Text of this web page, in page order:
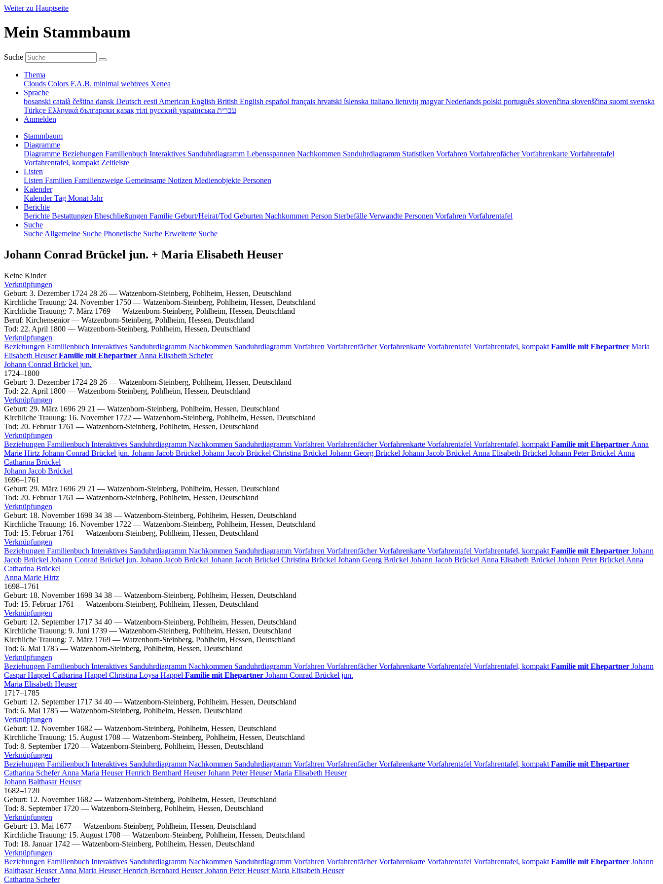
Weiter zu Hauptseite
Mein Stammbaum
Suche
Thema
Clouds Colors F.A.B. minimal webtrees Xenea
Sprache
bosanski català čeština dansk Deutsch eesti American English British English español français hrvatski íslenska italiano lietuvių magyarNederlands polski português slovenčina slovenščina suomi svenska
Türkçe Ελληνικά български қазақ тілі русский українська עברית
Anmelden
Stammbaum
Diagramme
Diagramme Beziehungen Familienbuch Interaktives Sanduhrdiagramm Lebensspannen Nachkommen Sanduhrdiagramm Statistiken Vorfahren VorfahrenfächerVorfahrenkarte Vorfahrentafel
Vorfahrentafel, kompakt Zeitleiste
Listen
Listen Familien Familienzweige Gemeinsame Notizen Medienobjekte Personen
Kalender
KalenderTag Monat Jahr
Berichte
Berichte Bestattungen Eheschließungen Familie Geburt/Heirat/Tod Geburten Nachkommen Person Sterbefälle Verwandte Personen Vorfahren Vorfahrentafel
Suche
Suche Allgemeine Suche Phonetische Suche Erweiterte Suche
Johann Conrad Brückel jun. + Maria Elisabeth Heuser
Keine Kinder
Verknüpfungen
Geburt: 3. Dezember 1724 28 26 — Watzenborn-Steinberg, Pohlheim, Hessen, Deutschland
Kirchliche Trauung: 24. November 1750 — Watzenborn-Steinberg, Pohlheim, Hessen, Deutschland
Kirchliche Trauung: 7. März 1769 — Watzenborn-Steinberg, Pohlheim, Hessen, Deutschland
Beruf: Kirchensenior— Watzenborn-Steinberg, Pohlheim, Hessen, Deutschland
Tod: 22. April 1800 — Watzenborn-Steinberg, Pohlheim, Hessen, Deutschland
Verknüpfungen
Beziehungen Familienbuch Interaktives Sanduhrdiagramm Nachkommen Sanduhrdiagramm Vorfahren VorfahrenfächerVorfahrenkarte Vorfahrentafel Vorfahrentafel, kompakt Familie mit Ehepartner Maria
Elisabeth Heuser Familie mit Ehepartner Anna Elisabeth Schefer
Johann Conrad Brückel jun.
1724–1800
Geburt: 3. Dezember 1724 28 26 — Watzenborn-Steinberg, Pohlheim, Hessen, Deutschland
Tod: 22. April 1800 — Watzenborn-Steinberg, Pohlheim, Hessen, Deutschland
Verknüpfungen
Geburt: 29. März 1696 29 21 — Watzenborn-Steinberg, Pohlheim, Hessen, Deutschland
Kirchliche Trauung: 16. November 1722 — Watzenborn-Steinberg, Pohlheim, Hessen, Deutschland
Tod: 20. Februar 1761 — Watzenborn-Steinberg, Pohlheim, Hessen, Deutschland
Verknüpfungen
Beziehungen Familienbuch Interaktives Sanduhrdiagramm Nachkommen Sanduhrdiagramm Vorfahren VorfahrenfächerVorfahrenkarte Vorfahrentafel Vorfahrentafel, kompakt Familie mit Ehepartner Anna
Marie Hirtz Johann Conrad Brückel jun. Johann Jacob Brückel Johann Jacob Brückel Christina Brückel Johann Georg Brückel Johann Jacob Brückel Anna Elisabeth Brückel Johann PeterBrückel Anna
Catharina Brückel
Johann Jacob Brückel
1696–1761
Geburt: 29. März 1696 29 21 — Watzenborn-Steinberg, Pohlheim, Hessen, Deutschland
Tod: 20. Februar 1761 — Watzenborn-Steinberg, Pohlheim, Hessen, Deutschland
Verknüpfungen
Geburt: 18. November 1698 34 38 — Watzenborn-Steinberg, Pohlheim, Hessen, Deutschland
Kirchliche Trauung: 16. November 1722 — Watzenborn-Steinberg, Pohlheim, Hessen, Deutschland
Tod: 15. Februar 1761 — Watzenborn-Steinberg, Pohlheim, Hessen, Deutschland
Verknüpfungen
Beziehungen Familienbuch Interaktives Sanduhrdiagramm Nachkommen Sanduhrdiagramm Vorfahren VorfahrenfächerVorfahrenkarte Vorfahrentafel Vorfahrentafel, kompakt Familie mit Ehepartner Johann
Jacob Brückel Johann Conrad Brückel jun. Johann Jacob Brückel Johann Jacob Brückel Christina Brückel Johann Georg Brückel Johann Jacob Brückel Anna Elisabeth Brückel Johann PeterBrückel Anna
Catharina Brückel
Anna Marie Hirtz
1698–1761
Geburt: 18. November 1698 34 38 — Watzenborn-Steinberg, Pohlheim, Hessen, Deutschland
Tod: 15. Februar 1761 — Watzenborn-Steinberg, Pohlheim, Hessen, Deutschland
Verknüpfungen
Geburt: 12. September 1717 34 40 — Watzenborn-Steinberg, Pohlheim, Hessen, Deutschland
Kirchliche Trauung: 9. Juni 1739 — Watzenborn-Steinberg, Pohlheim, Hessen, Deutschland
Kirchliche Trauung: 7. März 1769 — Watzenborn-Steinberg, Pohlheim, Hessen, Deutschland
Tod: 6. Mai 1785 — Watzenborn-Steinberg, Pohlheim, Hessen, Deutschland
Verknüpfungen
Beziehungen Familienbuch Interaktives Sanduhrdiagramm Nachkommen Sanduhrdiagramm Vorfahren VorfahrenfächerVorfahrenkarte Vorfahrentafel Vorfahrentafel, kompakt Familie mit Ehepartner Johann
CasparHappel Catharina Happel Christina Loysa Happel Familie mit Ehepartner Johann Conrad Brückel jun.
Maria Elisabeth Heuser
1717–1785
Geburt: 12. September 1717 34 40 — Watzenborn-Steinberg, Pohlheim, Hessen, Deutschland
Tod: 6. Mai 1785 — Watzenborn-Steinberg, Pohlheim, Hessen, Deutschland
Verknüpfungen
Geburt: 12. November 1682 — Watzenborn-Steinberg, Pohlheim, Hessen, Deutschland
Kirchliche Trauung: 15. August 1708 — Watzenborn-Steinberg, Pohlheim, Hessen, Deutschland
Tod: 8. September 1720 — Watzenborn-Steinberg, Pohlheim, Hessen, Deutschland
Verknüpfungen
Beziehungen Familienbuch Interaktives Sanduhrdiagramm Nachkommen Sanduhrdiagramm Vorfahren VorfahrenfächerVorfahrenkarte Vorfahrentafel Vorfahrentafel, kompakt Familie mit Ehepartner
Catharina Schefer Anna Maria Heuser Henrich Bernhard Heuser Johann PeterHeuser Maria Elisabeth Heuser
Johann BalthasarHeuser
1682–1720
Geburt: 12. November 1682 — Watzenborn-Steinberg, Pohlheim, Hessen, Deutschland
Tod: 8. September 1720 — Watzenborn-Steinberg, Pohlheim, Hessen, Deutschland
Verknüpfungen
Geburt: 13. Mai 1677 — Watzenborn-Steinberg, Pohlheim, Hessen, Deutschland
Kirchliche Trauung: 15. August 1708 — Watzenborn-Steinberg, Pohlheim, Hessen, Deutschland
Tod: 18. Januar 1742 — Watzenborn-Steinberg, Pohlheim, Hessen, Deutschland
Verknüpfungen
Beziehungen Familienbuch Interaktives Sanduhrdiagramm Nachkommen Sanduhrdiagramm Vorfahren VorfahrenfächerVorfahrenkarte Vorfahrentafel Vorfahrentafel, kompakt Familie mit Ehepartner Johann
BalthasarHeuser Anna Maria Heuser Henrich Bernhard Heuser Johann PeterHeuser Maria Elisabeth Heuser
Catharina Schefer